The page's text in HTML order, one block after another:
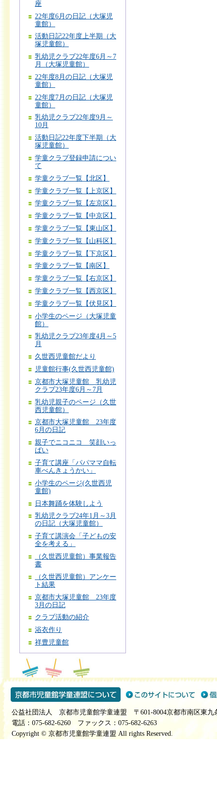
座
22年度6月の日記（大塚児
童館）
活動日記22年度上半期（大
塚児童館）
乳幼児クラブ22年度6月～7
月（大塚児童館）
22年度8月の日記（大塚児
童館）
22年度7月の日記（大塚児
童館）
乳幼児クラブ22年度9月～
10月
活動日記22年度下半期（大
塚児童館）
学童クラブ登録申請につい
て
学童クラブ一覧【北区】
学童クラブ一覧【上京区】
学童クラブ一覧【左京区】
学童クラブ一覧【中京区】
学童クラブ一覧【東山区】
学童クラブ一覧【山科区】
学童クラブ一覧【下京区】
学童クラブ一覧【南区】
学童クラブ一覧【右京区】
学童クラブ一覧【西京区】
学童クラブ一覧【伏見区】
小学生のページ（大塚児童
館）
乳幼児クラブ23年度4月～5
月
久世西児童館だより
児童館行事(久世西児童館)
京都市大塚児童館 乳幼児
クラブ23年度6月～7月
乳幼児親子のページ（久世
西児童館）
京都市大塚児童館 23年度
6月の日記
親子でニコニコ 笑顔いっ
ぱい
子育て講座「パパママ自転
車べんきょうかい」
小学生のページ(久世西児
童館)
日本舞踊を体験しよう
乳幼児クラブ24年1月～3月
の日記（大塚児童館）
子育て講演会「子どもの安
全を考える」
（久世西児童館）事業報告
書
（久世西児童館）アンケー
ト結果
京都市大塚児童館 23年度
3月の日記
クラブ活動の紹介
浴衣作り
祥豊児童館
公益社団法人 京都市児童館学童連盟 〒601-8004京都市南区東九
電話：075-682-6260 ファックス：075-682-6263
Copyright © 京都市児童館学童連盟 All rights Reserved.